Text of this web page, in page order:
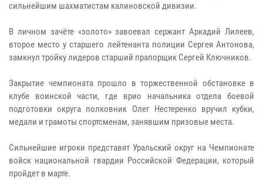
сильнейшим шахматистам калиновской дивизии.
В личном зачёте «золото» завоевал сержант Аркадий Лилеев,
второе место у старшего лейтенанта полиции Сергея Антонова,
замкнул тройку лидеров старший прапорщик Сергей Ключников.
Закрытие чемпионата прошло в торжественной обстановке в
клубе воинской части, где врио начальника отдела боевой
подготовки округа полковник Олег Нестеренко вручил кубки,
медали и грамоты спортсменам, занявшим призовые места.
Сильнейшие игроки представят Уральский округ на Чемпионате
войск национальной гвардии Российской Федерации, который
пройдет в марте.